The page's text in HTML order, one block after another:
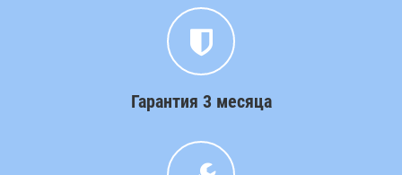
Гарантия 3 месяца